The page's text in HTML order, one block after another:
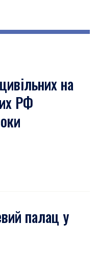
на
РФ
палац у